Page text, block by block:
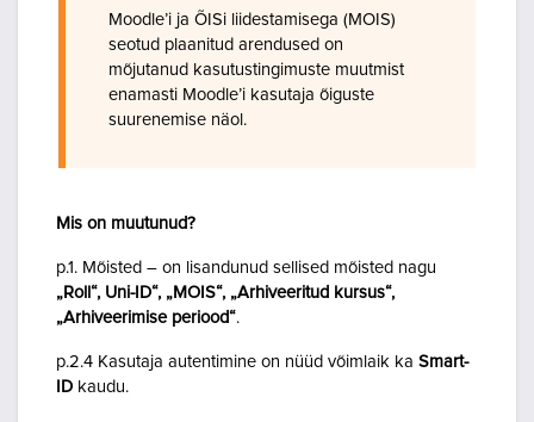
Moodle’i ja ÕISi liidestamisega (MOIS)
seotud plaanitud arendused on
mõjutanud kasutustingimuste muutmist
enamasti Moodle’i kasutaja õiguste
suurenemise näol.
Mis on muutunud?
p.1. Mõisted – on lisandunud sellised mõisted nagu
„Roll“, Uni-ID“, „MOIS“, „Arhiveeritud kursus“,
„Arhiveerimise periood“.
p.2.4 Kasutaja autentimine on nüüd võimlaik ka Smart-
ID kaudu.